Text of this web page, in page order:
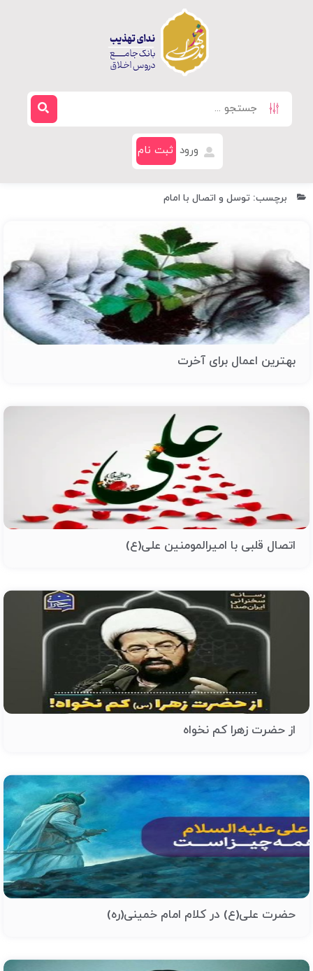
ورود ثبت نام
برچسب: توسل و اتصال با امام
بهترین اعمال برای آخرت
اتصال قلبی با امیرالمومنین علی(ع)
از حضرت زهرا کم نخواه
حضرت علی(ع) در کلام امام خمینی(ره)